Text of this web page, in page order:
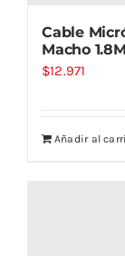
Cable
Macho 1.8M
$12.971
Añadir al